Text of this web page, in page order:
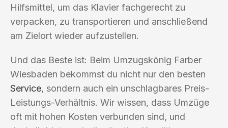
Hilfsmittel, um das Klavier fachgerecht zu
verpacken, zu transportieren und anschließend
am Zielort wieder aufzustellen.
Und das Beste ist: Beim Umzugskönig Farber
Wiesbaden bekommst du nicht nur den besten
Service, sondern auch ein unschlagbares Preis-
Leistungs-Verhältnis. Wir wissen, dass Umzüge
oft mit hohen Kosten verbunden sind, und